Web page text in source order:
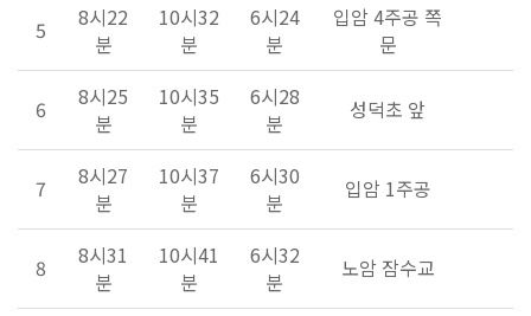
5
8시22
분
10시32
분
6시24
분
입암 4주공 쪽
문
6
8시25
분
10시35
분
6시28
분
성덕초 앞
7
8시27
분
10시37
분
6시30
분
입암 1주공
8
8시31
분
10시41
분
6시32
분
노암 잠수교